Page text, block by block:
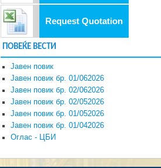
Request Quotation
ПОВЕЌЕ ВЕСТИ
Јавен повик
Јавен повик бр. 01/062026
Јавен повик бр. 02/062026
Јавен повик бр. 02/052026
Јавен повик бр. 01/052026
Јавен повик бр. 01/042026
Оглас - ЦБИ